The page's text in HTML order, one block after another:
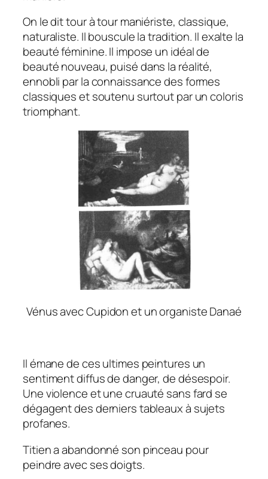
On le dit tour à tour maniériste, classique,
naturaliste. Il bouscule la tradition. Il exalte la
beauté féminine. Il impose un idéal de
beauté nouveau, puisé dans la réalité,
ennobli par la connaissance des formes
classiques et soutenu surtout par un coloris
triomphant.
Vénus avec Cupidon et un organiste Danaé
Il émane de ces ultimes peintures un
sentiment diffus de danger, de désespoir.
Une violence et une cruauté sans fard se
dégagent des derniers tableaux à sujets
profanes.
Titien a abandonné son pinceau pour
peindre avec ses doigts.